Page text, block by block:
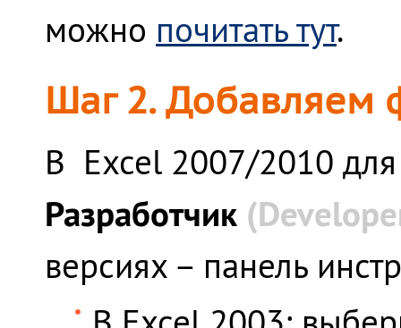
можно почитать тут.
Шаг 2. Добавляем
В Excel 2007/2010 для
Разработчик (
версиях – панель